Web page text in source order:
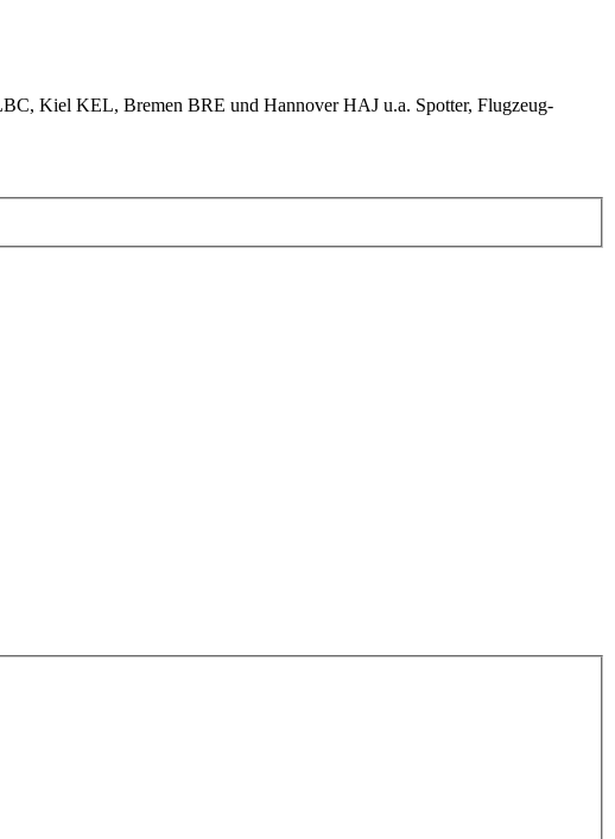
Kiel KEL, Bremen BRE und Hannover HAJ u.a. Spotter, Flugzeug-